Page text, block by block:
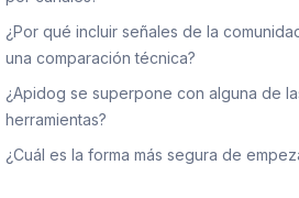
¿Por qué incluir señales de la
una comparación técnica?
¿Apidog se superpone con alguna de
herramientas?
¿Cuál es la forma más segura de